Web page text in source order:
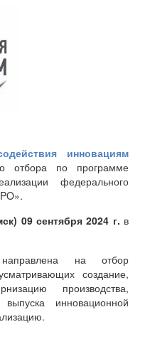
инновациям
отбора по программе
федерального
09 сентября 2024 г. в
на отбор
создание,
производства,
инновационной